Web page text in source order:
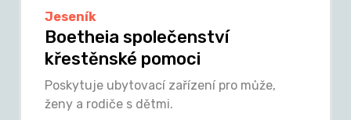
Jeseník
Boetheia společenství
křestěnské pomoci
Poskytuje ubytovací zařízení pro může,
ženy a rodiče s dětmi.